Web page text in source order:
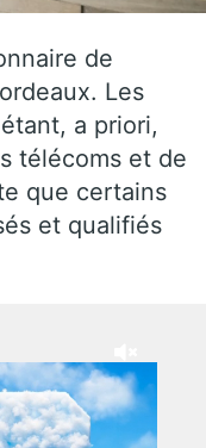
de
Les
a priori,
télécoms et de
que certains
et qualifiés